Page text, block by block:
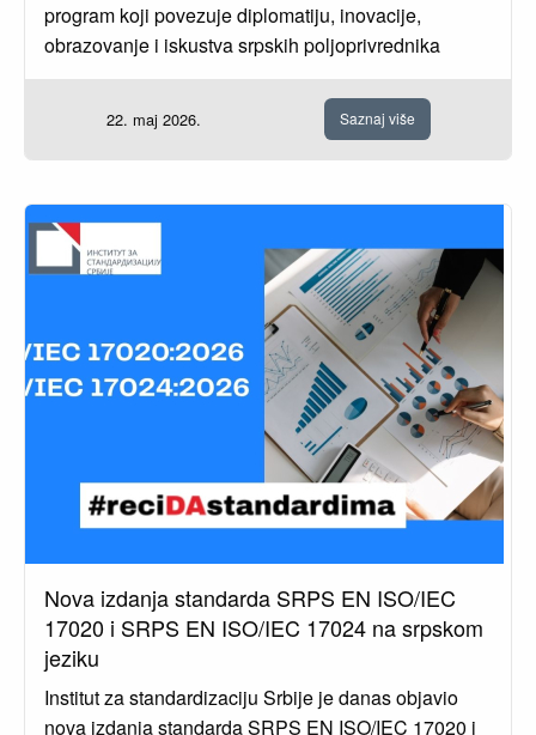
program koji povezuje diplomatiju, inovacije,
obrazovanje i iskustva srpskih poljoprivrednika
22. maj 2026. Saznaj više
Nova izdanja standarda SRPS EN ISO/IEC
17020 i SRPS EN ISO/IEC 17024 na srpskom
jeziku
Institut za standardizaciju Srbije je danas objavio
nova izdanja standarda SRPS EN ISO/IEC 17020 i